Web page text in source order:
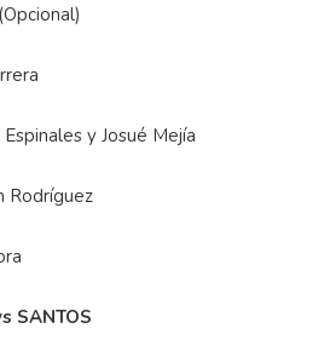
y Josué Mejía
Rodríguez
SANTOS